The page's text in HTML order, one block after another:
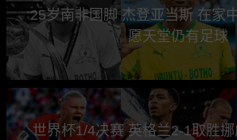
25岁南非国脚 杰登亚当斯 在家
愿天堂仍有足球
世界杯1/4决赛 英格兰2-1取胜